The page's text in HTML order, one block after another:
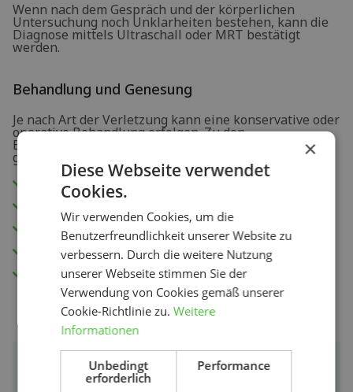
Wenn nach dem Gespräch und der körperlichen
Untersuchung noch Unklarheiten bestehen, kann die
Diagnose mittels Ultraschall oder MRT bestätigt
werden.
Behandlung und Genesung
Je nach Art der Verletzung kann eine konservative oder
operative Behandlung erfolgen. Zu den
Behandlungsmöglichkeiten eines Kletterfingers
gehören unter anderem:
Ruhe.
Schienen.
Taping.
NSAIDs (entzündungshemmende Medikamente).
Operative Wiederherstellung der gerissenen
Ringbänder.
Mehr Info
×
Diese Webseite verwendet
Cookies.
Wir verwenden Cookies, um die
Benutzerfreundlichkeit unserer Website zu
verbessern. Durch die weitere Nutzung
unserer Webseite stimmen Sie der
Verwendung von Cookies gemäß unserer
Cookie-Richtlinie zu.Weitere
Informationen
Unbedingt
erforderlich
Performance